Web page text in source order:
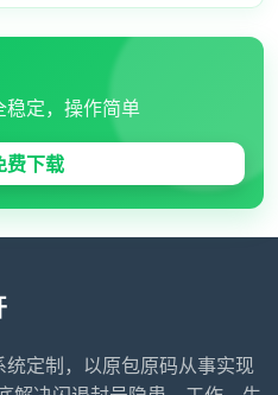
稳定，操作简单
费下载
定制，以原包原码从事实现